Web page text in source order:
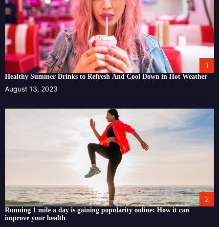
1
Healthy Summer Drinks to Refresh And Cool Down in Hot Weather
August 13, 2023
2
Running 1 mile a day is gaining popularity online: How it can
improve your health